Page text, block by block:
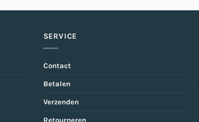
SERVICE
Contact
Betalen
Verzenden
Retourneren